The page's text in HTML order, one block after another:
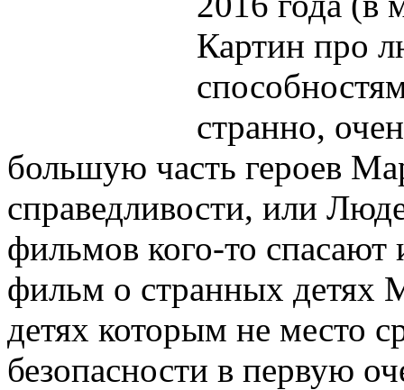
Картин про
странно,
большую часть героев
справедливости, или
фильмов кого-то
фильм о странных детях
детях которым не место
безопасности в первую